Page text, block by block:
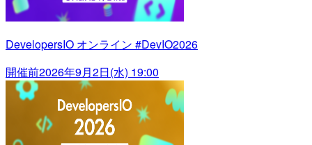
DevelopersIO オンライン #DevIO2026
開催前2026年9月2日(水) 19:00